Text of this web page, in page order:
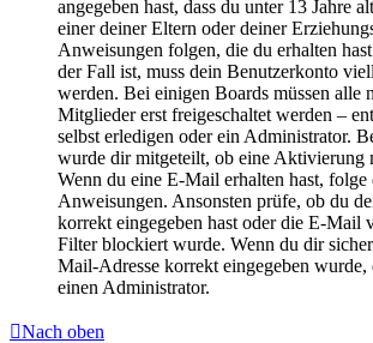
angegeben hast, dass du unter 13 Jahre
einer deiner Eltern oder deiner
Anweisungen folgen, die du erhalten
der Fall ist, muss dein Benutzerkonto
werden. Bei einigen Boards müssen alle
Mitglieder erst freigeschaltet werden –
selbst erledigen oder ein Administrator.
wurde dir mitgeteilt, ob eine Aktivierung
Wenn du eine E-Mail erhalten hast, folge
Anweisungen. Ansonsten prüfe, ob du
korrekt eingegeben hast oder die E-Mail
Filter blockiert wurde. Wenn du dir
Mail-Adresse korrekt eingegeben wurde,
einen Administrator.
Nach oben